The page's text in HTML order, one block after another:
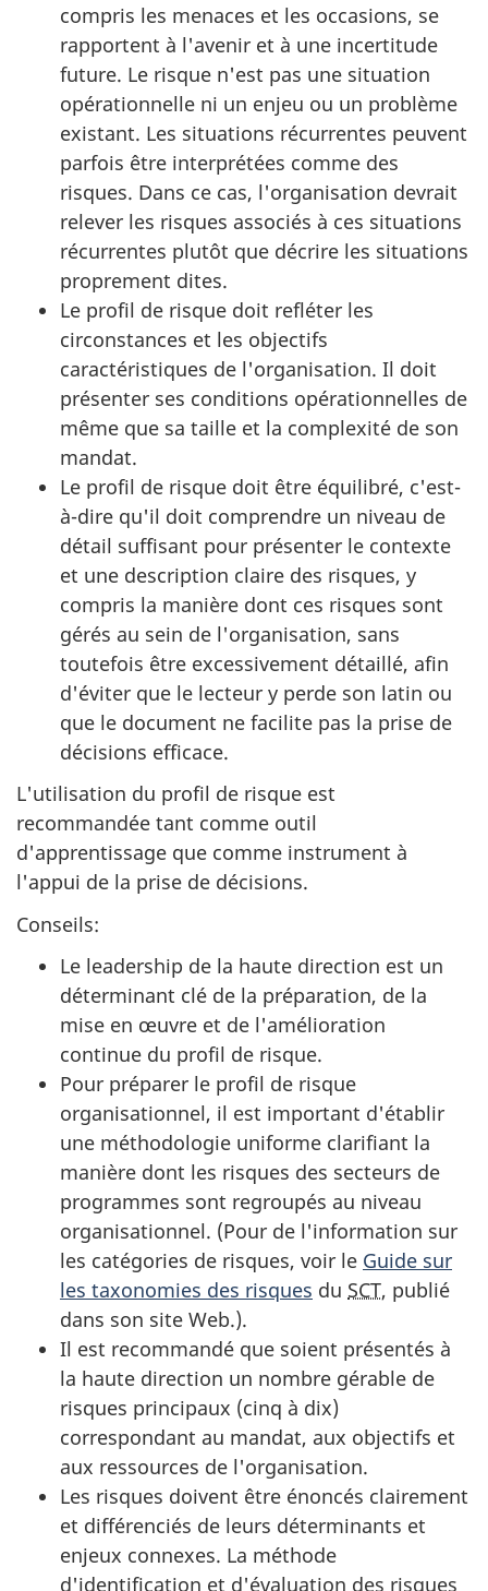
compris les menaces et les occasions, se
rapportent à l'avenir et à une incertitude
future. Le risque n'est pas une situation
opérationnelle ni un enjeu ou un problème
existant. Les situations récurrentes peuvent
parfois être interprétées comme des
risques. Dans ce cas, l'organisation devrait
relever les risques associés à ces situations
récurrentes plutôt que décrire les situations
proprement dites.
Le profil de risque doit refléter les
circonstances et les objectifs
caractéristiques de l'organisation. Il doit
présenter ses conditions opérationnelles de
même que sa taille et la complexité de son
mandat.
Le profil de risque doit être équilibré, c'est-
à-dire qu'il doit comprendre un niveau de
détail suffisant pour présenter le contexte
et une description claire des risques, y
compris la manière dont ces risques sont
gérés au sein de l'organisation, sans
toutefois être excessivement détaillé, afin
d'éviter que le lecteur y perde son latin ou
que le document ne facilite pas la prise de
décisions efficace.
L'utilisation du profil de risque est
recommandée tant comme outil
d'apprentissage que comme instrument à
l'appui de la prise de décisions.
Conseils:
Le leadership de la haute direction est un
déterminant clé de la préparation, de la
mise en œuvre et de l'amélioration
continue du profil de risque.
Pour préparer le profil de risque
organisationnel, il est important d'établir
une méthodologie uniforme clarifiant la
manière dont les risques des secteurs de
programmes sont regroupés au niveau
organisationnel. (Pour de l'information sur
les catégories de risques, voir le Guide sur
les taxonomies des risques du SCT, publié
dans son site Web.).
Il est recommandé que soient présentés à
la haute direction un nombre gérable de
risques principaux (cinq à dix)
correspondant au mandat, aux objectifs et
aux ressources de l'organisation.
Les risques doivent être énoncés clairement
et différenciés de leurs déterminants et
enjeux connexes. La méthode
d'identification et d'évaluation des risques